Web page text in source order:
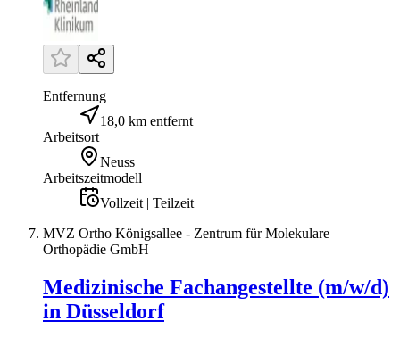
Entfernung
18,0 km entfernt
Arbeitsort
Neuss
Arbeitszeitmodell
Vollzeit | Teilzeit
MVZ Ortho Königsallee - Zentrum für Molekulare
Orthopädie GmbH
Medizinische Fachangestellte (m/w/d)
in Düsseldorf